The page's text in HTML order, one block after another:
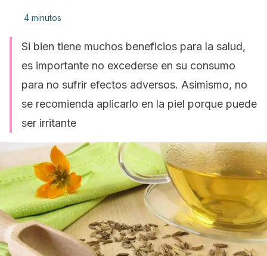
4 minutos
Si bien tiene muchos beneficios para la salud,
es importante no excederse en su consumo
para no sufrir efectos adversos. Asimismo, no
se recomienda aplicarlo en la piel porque puede
ser irritante